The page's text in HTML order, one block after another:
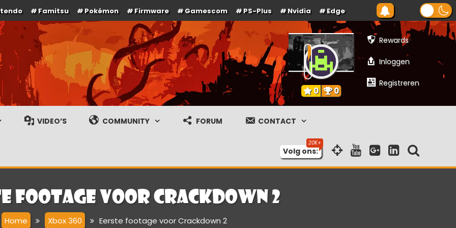
Famitsu Pokémon Firmware Gamescom PS-Plus Nvidia Edge
gameplay streams
Rewards
Inloggen
Registreren
0 0
VIDEO’S COMMUNITY FORUM CONTACT
Volg ons:
footage voor Crackdown 2
Home Xbox 360 Eerste footage voor Crackdown 2